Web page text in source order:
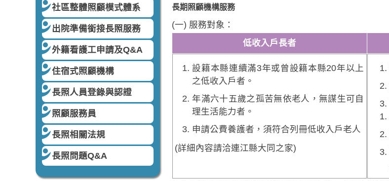
社區整體照顧模式體系
出院準備銜接長照服務
外籍看護工申請及Q&A
住宿式照顧機構
長照人員登錄與認證
照顧服務員
長照相關法規
長照問題Q&A
長期照顧機構服務
(一) 服務對象：
低收入戶長者
設籍本縣連續滿3年或曾設籍本縣20年以上
之低收入戶者。
年滿六十五歲之孤苦無依老人，無謀生可自
理生活能力者。
申請公費養護者，須符合列冊低收入戶老人
(詳細內容請洽連江縣大同之家)